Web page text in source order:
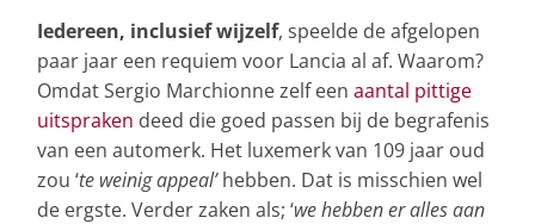
Iedereen, inclusief wijzelf, speelde de afgelopen
paar jaar een requiem voor Lancia al af. Waarom?
Omdat Sergio Marchionne zelf een aantal pittige
uitspraken deed die goed passen bij de begrafenis
van een automerk. Het luxemerk van 109 jaar oud
zou ‘te weinig appeal’hebben. Dat is misschien wel
de ergste. Verder zaken als; ‘we hebben er alles aan